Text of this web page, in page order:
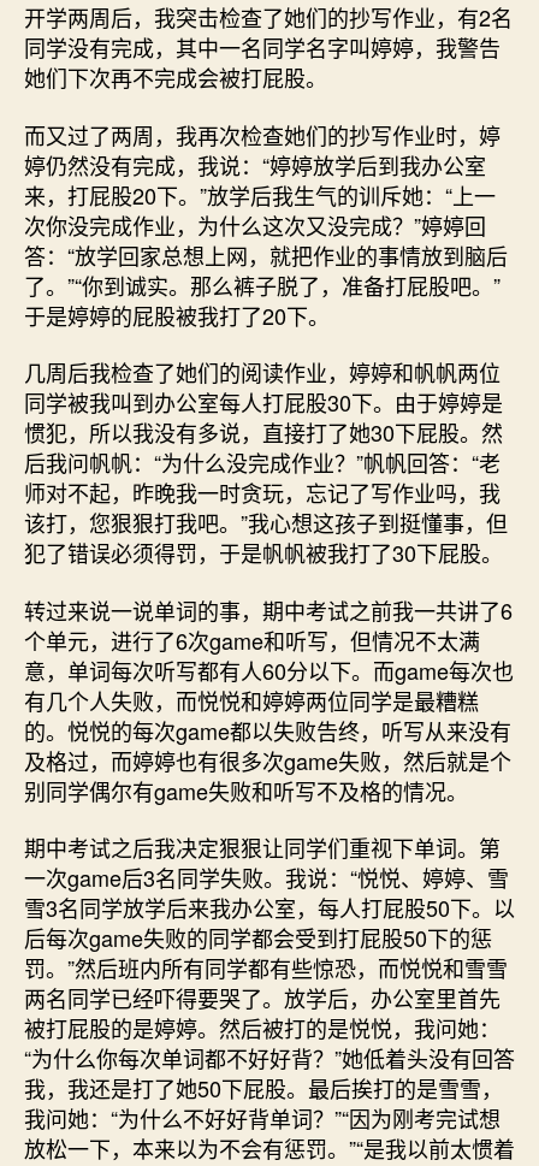
开学两周后，我突击检查了她们的抄写作业，有2名
同学没有完成，其中一名同学名字叫婷婷，我警告
她们下次再不完成会被打屁股。
而又过了两周，我再次检查她们的抄写作业时，婷
婷仍然没有完成，我说：“婷婷放学后到我办公室
来，打屁股20下。”放学后我生气的训斥她：“上一
次你没完成作业，为什么这次又没完成？”婷婷回
答：“放学回家总想上网，就把作业的事情放到脑后
了。”“你到诚实。那么裤子脱了，准备打屁股吧。”
于是婷婷的屁股被我打了20下。
几周后我检查了她们的阅读作业，婷婷和帆帆两位
同学被我叫到办公室每人打屁股30下。由于婷婷是
惯犯，所以我没有多说，直接打了她30下屁股。然
后我问帆帆：“为什么没完成作业？”帆帆回答：“老
师对不起，昨晚我一时贪玩，忘记了写作业吗，我
该打，您狠狠打我吧。”我心想这孩子到挺懂事，但
犯了错误必须得罚，于是帆帆被我打了30下屁股。
转过来说一说单词的事，期中考试之前我一共讲了6
个单元，进行了6次game和听写，但情况不太满
意，单词每次听写都有人60分以下。而game每次也
有几个人失败，而悦悦和婷婷两位同学是最糟糕
的。悦悦的每次game都以失败告终，听写从来没有
及格过，而婷婷也有很多次game失败，然后就是个
别同学偶尔有game失败和听写不及格的情况。
期中考试之后我决定狠狠让同学们重视下单词。第
一次game后3名同学失败。我说：“悦悦、婷婷、雪
雪3名同学放学后来我办公室，每人打屁股50下。以
后每次game失败的同学都会受到打屁股50下的惩
罚。”然后班内所有同学都有些惊恐，而悦悦和雪雪
两名同学已经吓得要哭了。放学后，办公室里首先
被打屁股的是婷婷。然后被打的是悦悦，我问她：
“为什么你每次单词都不好好背？”她低着头没有回答
我，我还是打了她50下屁股。最后挨打的是雪雪，
我问她：“为什么不好好背单词？”“因为刚考完试想
放松一下，本来以为不会有惩罚。”“是我以前太惯着